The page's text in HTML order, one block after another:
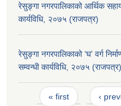
रेसुङ्गा नगरपालिकाको आर्थिक
कार्यविधि, २०७५ (राजपत्र)
रेसुङ्गा नगरपालिकाको ‘घ’ वर्ग
सम्वन्धी कार्यविधि, २०७५ (राजपत्र)
Pages
« first ‹